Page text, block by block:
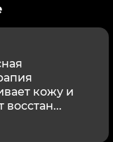
кожу и
восстан...